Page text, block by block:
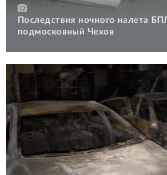
Последствия ночного налета
подмосковный Чехов